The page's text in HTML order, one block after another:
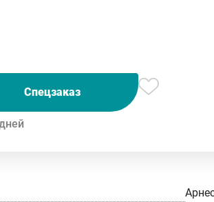
Спецзаказ